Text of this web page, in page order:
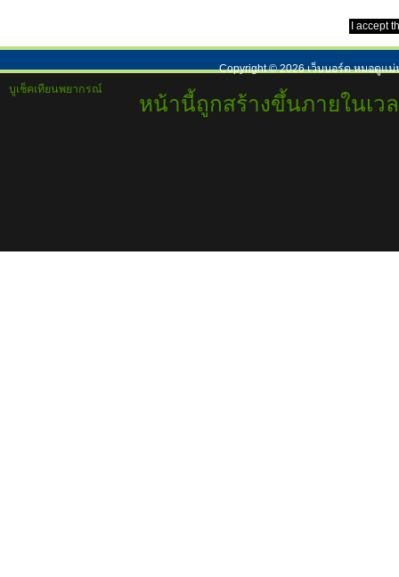
Copyright ©2026เว็บบอร์ด หมอดูแม่
บูเช็คเทียนพยากรณ์
หน้านี้ถูกสร้างขึ้นภายในเว